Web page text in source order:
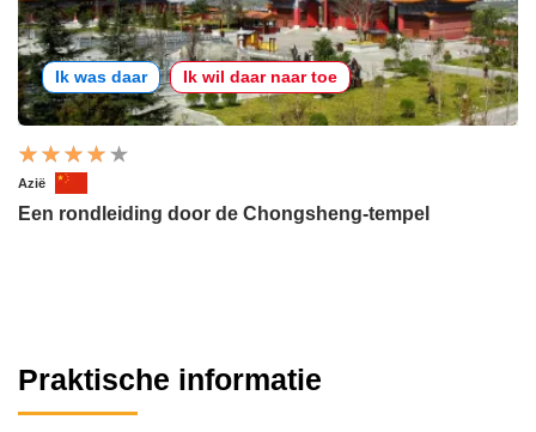
Ik was daar Ik wil daar naar toe
Azië
Een rondleiding door de Chongsheng-tempel
Praktische informatie